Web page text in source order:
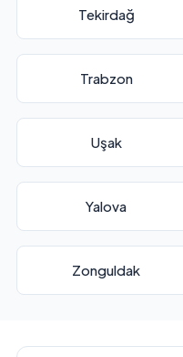
Tekirdağ
Trabzon
Uşak
Yalova
Zonguldak